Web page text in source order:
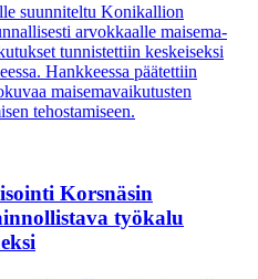
suunniteltu Konikallion
arvokkaalle maisema-
tunnistettiin keskeiseksi
Hankkeessa päätettiin
maisemavaikutusten
tehostamiseen.
Korsnäsin
työkalu